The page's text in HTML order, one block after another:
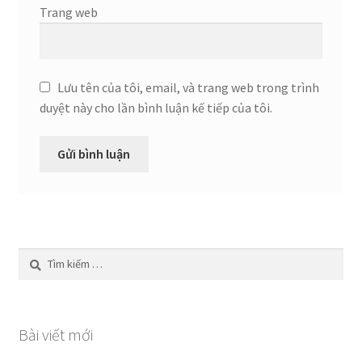
Trang web
Lưu tên của tôi, email, và trang web trong trình
duyệt này cho lần bình luận kế tiếp của tôi.
Tìm
kiếm
Bài viết mới